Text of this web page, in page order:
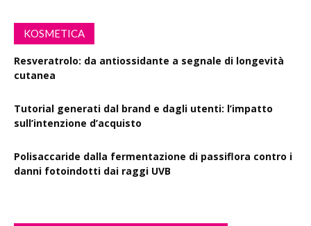
KOSMETICA
Resveratrolo: da antiossidante a segnale di longevità
cutanea
Tutorial generati dal brand e dagli utenti: l’impatto
sull’intenzione d’acquisto
Polisaccaride dalla fermentazione di passiflora contro i
danni fotoindotti dai raggi UVB